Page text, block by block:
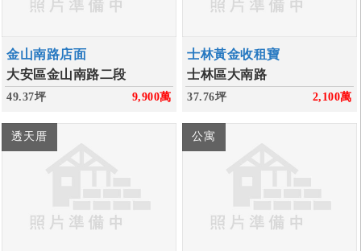
金山南路店面
大安區金山南路二段
49.37坪 9,900萬
士林黃金收租寶
士林區大南路
37.76坪 2,100萬
透天厝 公寓